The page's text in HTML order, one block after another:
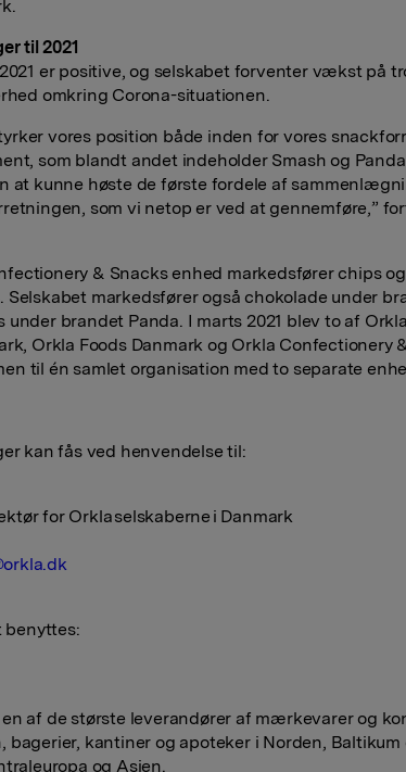
til 2021
er positive, og selskabet forventer vækst på
omkring Corona-situationen.
vores position både inden for vores
som blandt andet indeholder Smash og
at kunne høste de første fordele af
som vi netop er ved at gennemføre,”
& Snacks enhed markedsfører chips
Selskabet markedsfører også chokolade under
under brandet Panda. I marts 2021 blev to af
Orkla Foods Danmark og Orkla Confectionery
til én samlet organisation med to separate
kan fås ved henvendelse til:
for Orkla selskaberne i Danmark
benyttes:
af de største leverandører af mærkevarer og
bagerier, kantiner og apoteker i Norden, Baltikum
og Asien.